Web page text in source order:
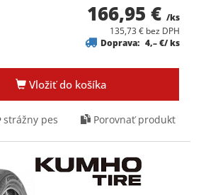
Vložiť do košíka
166,95 € /ks
135,73 € bez DPH
Doprava: 4,– €/ ks
strážny pes Porovnať produkt